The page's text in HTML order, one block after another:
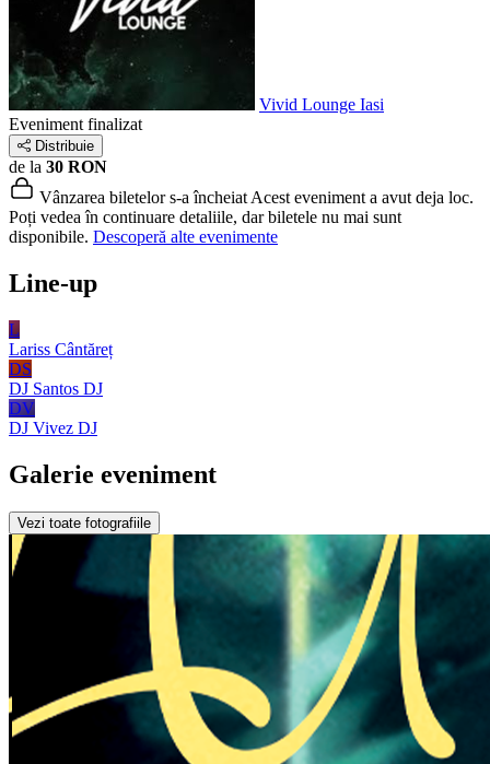
Vivid Lounge Iasi
Eveniment finalizat
Distribuie
de la 30 RON
Vânzarea biletelor s-a încheiat Acest eveniment a avut deja loc.
Poți vedea în continuare detaliile, dar biletele nu mai sunt
disponibile. Descoperă alte evenimente
Line-up
L
Lariss Cântăreț
DS
DJ Santos DJ
DV
DJ Vivez DJ
Galerie eveniment
Vezi toate fotografiile